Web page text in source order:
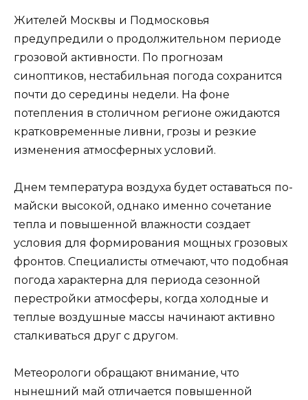
Жителей Москвы и Подмосковья
предупредили о продолжительном периоде
грозовой активности. По прогнозам
синоптиков, нестабильная погода сохранится
почти до середины недели. На фоне
потепления в столичном регионе ожидаются
кратковременные ливни, грозы и резкие
изменения атмосферных условий.
Днем температура воздуха будет оставаться по-
майски высокой, однако именно сочетание
тепла и повышенной влажности создает
условия для формирования мощных грозовых
фронтов. Специалисты отмечают, что подобная
погода характерна для периода сезонной
перестройки атмосферы, когда холодные и
теплые воздушные массы начинают активно
сталкиваться друг с другом.
Метеорологи обращают внимание, что
нынешний май отличается повышенной